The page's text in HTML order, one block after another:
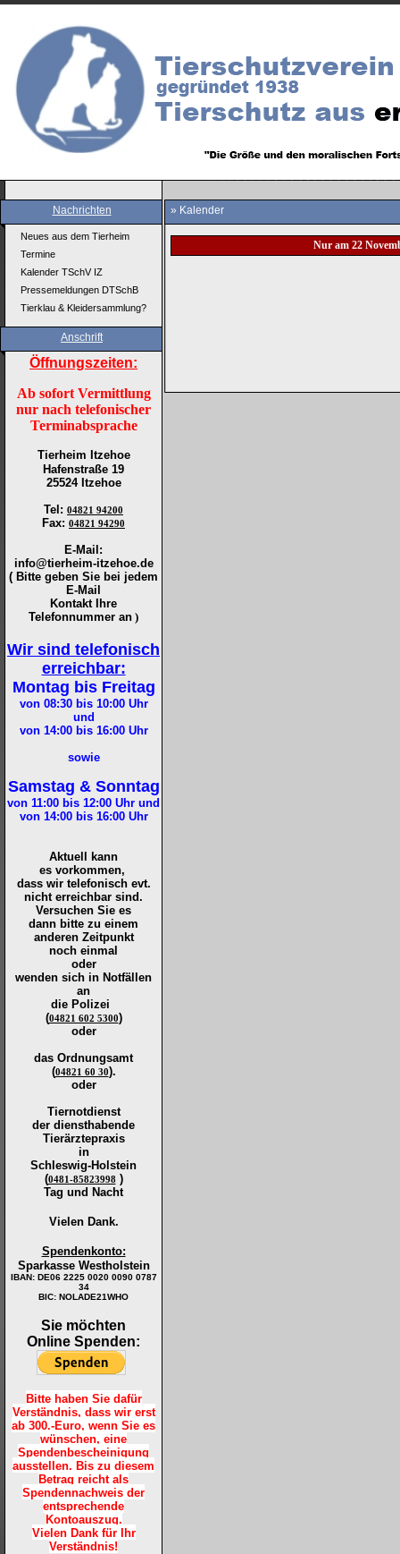
Nachrichten
Neues aus dem Tierheim
Termine
Kalender TSchV IZ
Pressemeldungen DTSchB
Tierklau & Kleidersammlung?
Anschrift
Öffnungszeiten:
Ab sofort Vermittlung
nur nach telefonischer
Terminabsprache
Tierheim Itzehoe
Hafenstraße 19
25524 Itzehoe
Tel : 04821 94200
Fax: 04821 94290
E-Mail:
info@tierheim-itzehoe.de
( Bitte geben Sie bei jedem
E-Mail
Kontakt Ihre
Telefonnummer an )
Wir sind telefonisch
erreichbar:
Montag bis Freitag
von 08:30 bis 10:00Uhr
und
von 14:00 bis 16:00Uhr
sowie
Samstag & Sonntag
von 11:00 bis 12:00 Uhr und
von 14:00 bis 16:00Uhr
Aktuell kann
es vorkommen,
dass wir telefonisch evt.
nicht erreichbar sind.
Versuchen Sie es
dann bitte zu einem
anderen Zeitpunkt
noch einmal
oder
wenden sich in Notfällen
an
die Polizei
(04821 602 5300)
oder
das Ordnungsamt
(04821 60 30).
oder
Tiernotdienst
der diensthabende
Tierärztepraxis
in
Schleswig-Holstein
(0481-85823998 )
Tag und Nacht
Vielen Dank.
Spendenkonto:
Sparkasse Westholstein
IBAN: DE06 2225 0020 0090 0787
34
BIC: NOLADE21WHO
Sie möchten
Online Spenden:
Bitte haben Sie dafür
Verständnis, dass wir erst
ab 300.-Euro, wenn Sie es
wünschen, eine
Spendenbescheinigung
ausstellen. Bis zu diesem
Betrag reicht als
Spendennachweis der
entsprechende
Kontoauszug.
Vielen Dank für Ihr
Verständnis!
» Kalender
Nur am 22